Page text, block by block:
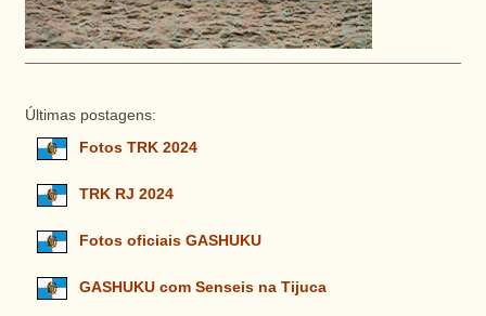
Últimas postagens:
Fotos TRK 2024
TRK RJ 2024
Fotos oficiais GASHUKU
GASHUKU com Senseis na Tijuca